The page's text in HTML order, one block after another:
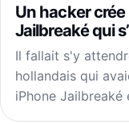
Un hacker
Jailbreaké qui
Il fallait s'y
hollandais qui
iPhone Jailbreaké